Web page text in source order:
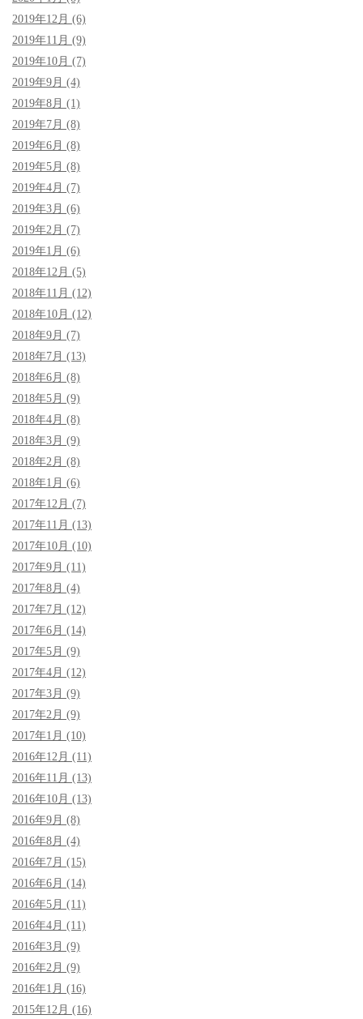
2019年12月 (6)
2019年11月 (9)
2019年10月 (7)
2019年9月 (4)
2019年8月 (1)
2019年7月 (8)
2019年6月 (8)
2019年5月 (8)
2019年4月 (7)
2019年3月 (6)
2019年2月 (7)
2019年1月 (6)
2018年12月 (5)
2018年11月 (12)
2018年10月 (12)
2018年9月 (7)
2018年7月 (13)
2018年6月 (8)
2018年5月 (9)
2018年4月 (8)
2018年3月 (9)
2018年2月 (8)
2018年1月 (6)
2017年12月 (7)
2017年11月 (13)
2017年10月 (10)
2017年9月 (11)
2017年8月 (4)
2017年7月 (12)
2017年6月 (14)
2017年5月 (9)
2017年4月 (12)
2017年3月 (9)
2017年2月 (9)
2017年1月 (10)
2016年12月 (11)
2016年11月 (13)
2016年10月 (13)
2016年9月 (8)
2016年8月 (4)
2016年7月 (15)
2016年6月 (14)
2016年5月 (11)
2016年4月 (11)
2016年3月 (9)
2016年2月 (9)
2016年1月 (16)
2015年12月 (16)